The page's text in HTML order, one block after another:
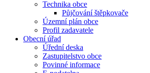
Technika obce
Půjčování štěpkovače
Územní plán obce
Profil zadavatele
Obecní úřad
Úřední deska
Zastupitelstvo obce
Povinné informace